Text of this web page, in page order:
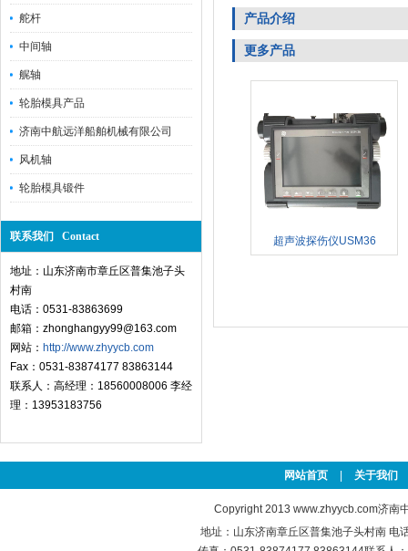
舵杆
中间轴
艉轴
轮胎模具产品
济南中航远洋船舶机械有限公司
风机轴
轮胎模具锻件
联系我们 Contact
地址：山东济南市章丘区普集池子头
村南
电话：0531-83863699
邮箱：zhonghangyy99@163.com
网站： http://www.zhyycb.com
Fax：0531-83874177 83863144
联系人：高经理：18560008006 李经
理：13953183756
产品介绍
更多产品
超声波探伤仪USM36
网站首页 关于我们
Copyright 2013 www.zhyycb.com济南
地址：山东济南章丘区普集池子头村南